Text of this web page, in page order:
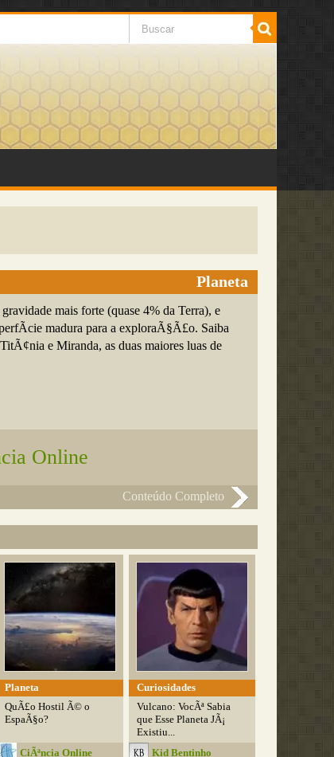
Planeta
mais forte (quase 4% da Terra), e
madura para a exploraÃ§Ã£o. Saiba
e Miranda, as duas maiores luas de
Online
Conteúdo Completo
Planeta
QuÃ£o Hostil Ã© o
EspaÃ§o?
CiÃªncia Online
Curiosidades
Vulcano: VocÃª Sabia
que Esse Planeta JÃ¡
Existiu...
Kid Bentinho